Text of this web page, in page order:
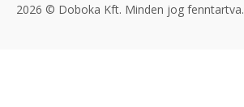
2026 © Doboka Kft. Minden jog fenntartva.